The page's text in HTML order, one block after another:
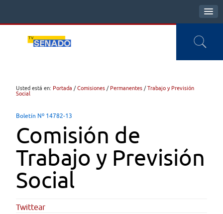
Usted está en: Portada /Comisiones / Permanentes /Trabajo y Previsión
Social
Boletín Nº 14782-13
Comisión de
Trabajo y Previsión
Social
Twittear